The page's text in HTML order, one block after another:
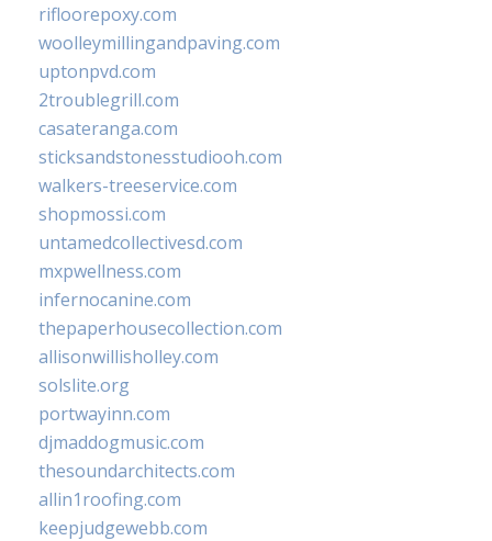
rifloorepoxy.com
woolleymillingandpaving.com
uptonpvd.com
2troublegrill.com
casateranga.com
sticksandstonesstudiooh.com
walkers-treeservice.com
shopmossi.com
untamedcollectivesd.com
mxpwellness.com
infernocanine.com
thepaperhousecollection.com
allisonwillisholley.com
solslite.org
portwayinn.com
djmaddogmusic.com
thesoundarchitects.com
allin1roofing.com
keepjudgewebb.com